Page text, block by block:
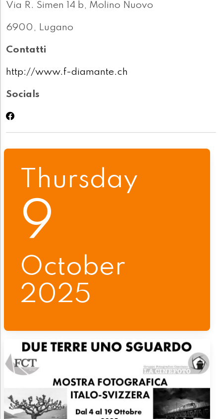
Via R. Simen 14 b, Molino Nuovo
6900, Lugano
Contatti
http://www.f-diamante.ch
Socials
Thursday
9
October
2025